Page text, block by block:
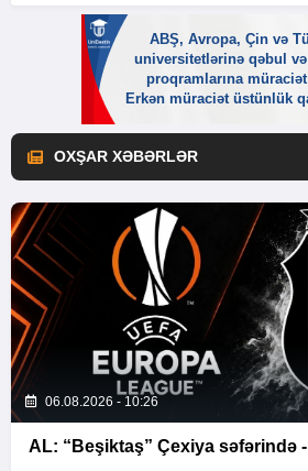
OXŞAR XƏBƏRLƏR
06.08.2026 - 10:26
AL: “Beşiktaş” Çexiya səfərində -